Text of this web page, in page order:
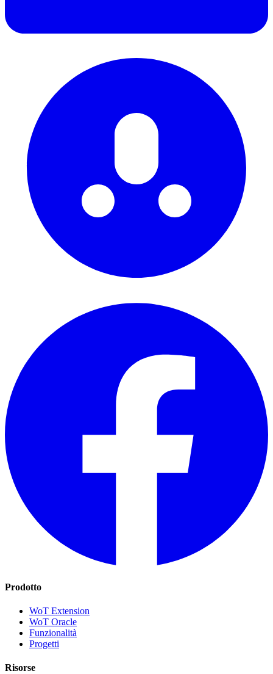
Prodotto
WoT Extension
WoT Oracle
Funzionalità
Progetti
Risorse